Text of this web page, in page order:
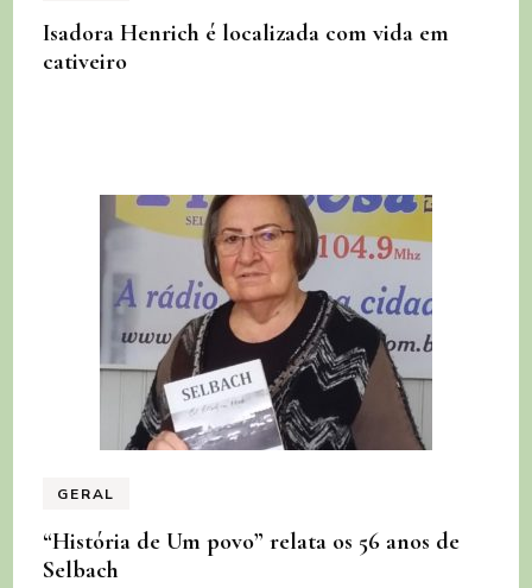
Isadora Henrich é localizada com vida em
cativeiro
GERAL
“História de Um povo” relata os 56 anos de
Selbach